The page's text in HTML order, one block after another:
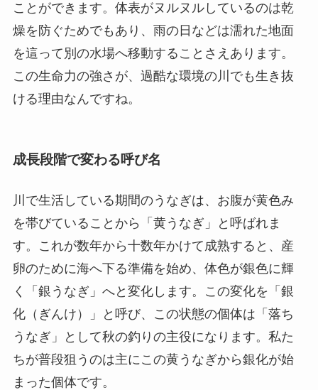
ことができます。体表がヌルヌルしているのは乾
燥を防ぐためでもあり、雨の日などは濡れた地面
を這って別の水場へ移動することさえあります。
この生命力の強さが、過酷な環境の川でも生き抜
ける理由なんですね。
成長段階で変わる呼び名
川で生活している期間のうなぎは、お腹が黄色み
を帯びていることから「黄うなぎ」と呼ばれま
す。これが数年から十数年かけて成熟すると、産
卵のために海へ下る準備を始め、体色が銀色に輝
く「銀うなぎ」へと変化します。この変化を「銀
化（ぎんけ）」と呼び、この状態の個体は「落ち
うなぎ」として秋の釣りの主役になります。私た
ちが普段狙うのは主にこの黄うなぎから銀化が始
まった個体です。